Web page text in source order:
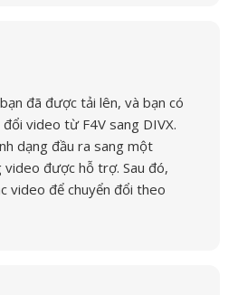
đã được tải lên, và bạn có
video từ F4V sang DIVX.
dạng đầu ra sang một
được hỗ trợ. Sau đó,
video để chuyển đổi theo